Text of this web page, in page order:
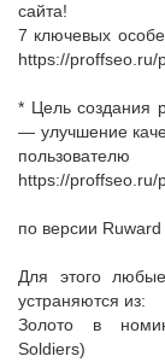
сайта!
7 ключевых
https://proffseo.ru/
* Цель создания
— улучшение
https://proffseo.ru/
по версии
Для этого
устраняются из:
Золото в
Soldiers)